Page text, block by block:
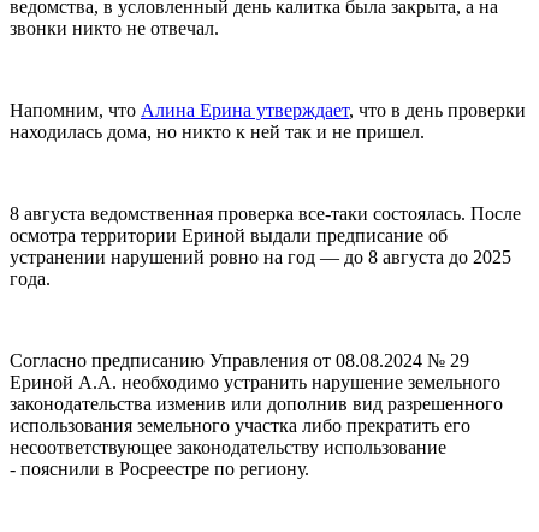
ведомства, в условленный день калитка была закрыта, а на
звонки никто не отвечал.
Напомним, что Алина Ерина утверждает, что в день проверки
находилась дома, но никто к ней так и не пришел.
8 августа ведомственная проверка все-таки состоялась. После
осмотра территории Ериной выдали предписание об
устранении нарушений ровно на год — до 8 августа до 2025
года.
Согласно предписанию Управления от 08.08.2024 № 29
Ериной А.А. необходимо устранить нарушение земельного
законодательства изменив или дополнив вид разрешенного
использования земельного участка либо прекратить его
несоответствующее законодательству использование
- пояснили в Росреестре по региону.